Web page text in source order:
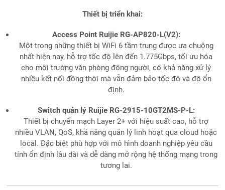
Thiết bị triển khai:
Access Point Ruijie RG-AP820-L(V2):
Một trong những thiết bị WiFi 6 tầm trung được ưa chuộng
nhất hiện nay, hỗ trợ tốc độ lên đến 1.775Gbps, tối ưu hóa
cho môi trường văn phòng đông người, có khả năng xử lý
nhiều kết nối đồng thời mà vẫn đảm bảo tốc độ và độ ổn
định.
Switch quản lý Ruijie RG-2915-10GT2MS-P-L:
Thiết bị chuyển mạch Layer 2+ với hiệu suất cao, hỗ trợ
nhiều VLAN, QoS, khả năng quản lý linh hoạt qua cloud hoặc
local. Đặc biệt phù hợp với mô hình doanh nghiệp yêu cầu
tính ổn định lâu dài và dễ dàng mở rộng hệ thống mạng trong
tương lai.